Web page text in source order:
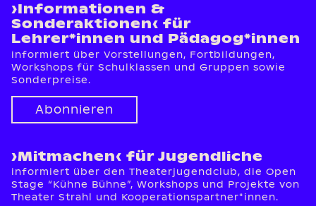
›Informationen &
Sonderaktionen‹ für
Lehrer*innen und Pädagog*innen
informiert über Vorstellungen, Fortbildungen,
Workshops für Schulklassen und Gruppen sowie
Sonderpreise.
Abonnieren
›Mitmachen‹ für Jugendliche
informiert über den Theaterjugendclub, die Open
Stage “Kühne Bühne”, Workshops und Projekte von
Theater Strahl und Kooperationspartner*innen.